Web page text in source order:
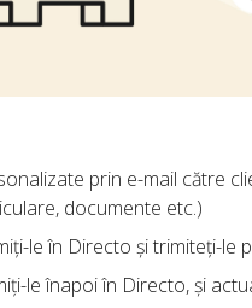
prin e-mail către
documente etc.)
le în Directo și trimiteți-le
le înapoi în Directo, și